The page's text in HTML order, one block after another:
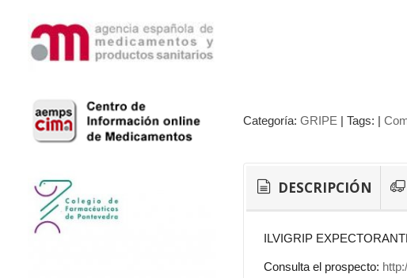
Categoría: GRIPE | Tags: |
DESCRIPCIÓN
ILVIGRIP
Consulta el prospecto: